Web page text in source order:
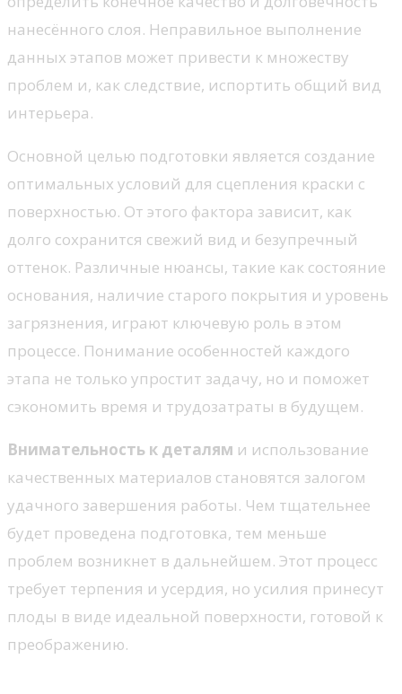
нанесённого слоя. Неправильное выполнение
данных этапов может привести к множеству
проблем и, как следствие, испортить общий вид
интерьера.
Основной целью подготовки является создание
оптимальных условий для сцепления краски с
поверхностью. От этого фактора зависит, как
долго сохранится свежий вид и безупречный
оттенок. Различные нюансы, такие как состояние
основания, наличие старого покрытия и уровень
загрязнения, играют ключевую роль в этом
процессе. Понимание особенностей каждого
этапа не только упростит задачу, но и поможет
сэкономить время и трудозатраты в будущем.
Внимательность к деталям и использование
качественных материалов становятся залогом
удачного завершения работы. Чем тщательнее
будет проведена подготовка, тем меньше
проблем возникнет в дальнейшем. Этот процесс
требует терпения и усердия, но усилия принесут
плоды в виде идеальной поверхности, готовой к
преображению.